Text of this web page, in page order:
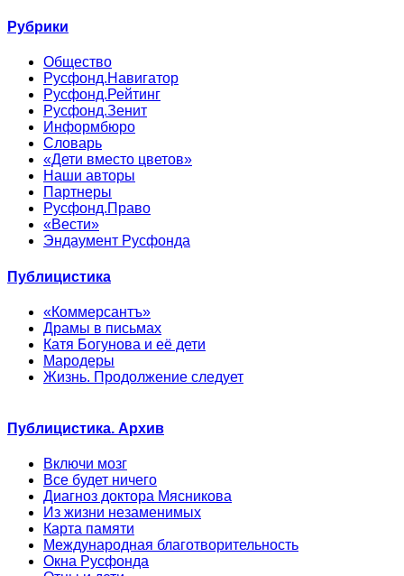
Рубрики
Общество
Русфонд.Навигатор
Русфонд.Рейтинг
Русфонд.Зенит
Информбюро
Словарь
«Дети вместо цветов»
Наши авторы
Партнеры
Русфонд.Право
«Вести»
Эндаумент Русфонда
Публицистика
«Коммерсантъ»
Драмы в письмах
Катя Богунова и её дети
Мародеры
Жизнь. Продолжение следует
Публицистика. Архив
Включи мозг
Все будет ничего
Диагноз доктора Мясникова
Из жизни незаменимых
Карта памяти
Международная благотворительность
Окна Русфонда